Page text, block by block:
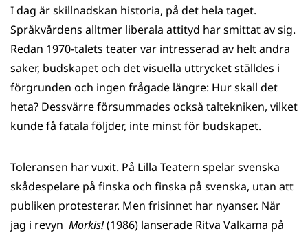
I dag är skillnadskan historia, på det hela taget.
Språkvårdens alltmer liberala attityd har smittat av sig.
Redan 1970-talets teater var intresserad av helt andra
saker, budskapet och det visuella uttrycket ställdes i
förgrunden och ingen frågade längre: Hur skall det
heta? Dessvärre försummades också taltekniken, vilket
kunde få fatala följder, inte minst för budskapet.
Toleransen har vuxit. På Lilla Teatern spelar svenska
skådespelare på finska och finska på svenska, utan att
publiken protesterar. Men frisinnet har nyanser. När
jag i revyn Morkis!(1986) lanserade Ritva Valkama på